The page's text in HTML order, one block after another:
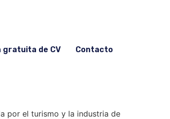
gratuita de CV Contacto
por el turismo y la industria de